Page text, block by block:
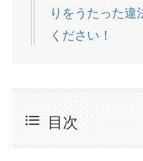
り をうたった違
ください！
目次